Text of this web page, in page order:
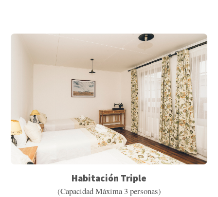
Habitación Triple
(Capacidad Máxima 3 personas)